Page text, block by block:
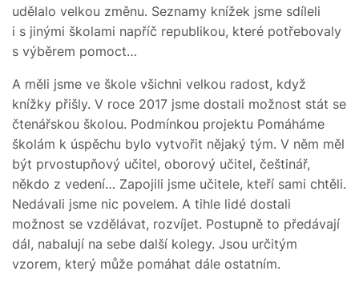
udělalo velkou změnu. Seznamy knížek jsme sdíleli
i s jinými školami napříč republikou, které potřebovaly
s výběrem pomoct…
A měli jsme ve škole všichni velkou radost, když
knížky přišly. V roce 2017 jsme dostali možnost stát se
čtenářskou školou. Podmínkou projektu Pomáháme
školám k úspěchu bylo vytvořit nějaký tým. V něm měl
být prvostupňový učitel, oborový učitel, češtinář,
někdo z vedení… Zapojili jsme učitele, kteří sami chtěli.
Nedávali jsme nic povelem. A tihle lidé dostali
možnost se vzdělávat, rozvíjet. Postupně to předávají
dál, nabalují na sebe další kolegy. Jsou určitým
vzorem, který může pomáhat dále ostatním.